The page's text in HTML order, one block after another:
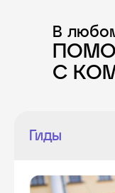
С
В